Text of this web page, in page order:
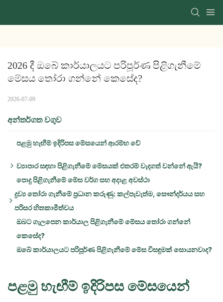
2026 දී ඔබේ කාර්යාලයට පරිපූර්ණ පිළිගැනීමේ
මේසය තෝරා ගන්නේ කෙසේද?
2026-07-09
අන්තර්ගත වගුව
පළමු හැඟීම් ඉදිරිපස මේසයෙන් ආරම්භ වේ
ව්‍යාපාර සඳහා පිළිගැනීමේ මේසයක් එතරම් වැදගත් වන්නේ ඇයි?
පළමු හැඟීම වැදගත් වේ:
ක්‍රියාකාරීත්වය සහ කාර්යක්ෂමතාව:
අවකාශීය සෞන්දර්යය:
වෙළඳ නාම අභිරුචිකරණය:
පොදු පිළිගැනීමේ මේස වර්ග සහ අදාළ අවස්ථා
ද්‍රව්‍ය තෝරා ගැනීමේ ප්‍රධාන කරුණු: කල්පැවැත්ම, සෞන්දර්යය සහ
පරිසර හිතකාමීත්වය
පොදු ද්‍රව්‍ය සංසන්දනය:
ඔබට ගැලපෙන කාර්යාල පිළිගැනීමේ මේසය තෝරා ගන්නේ
කෙසේද?
ඔබේ කාර්යාලයට පරිපූර්ණ පිළිගැනීමේ මේස විසඳුමක් සොයනවාද?
පළමු හැඟීම් ඉදිරිපස මේසයෙන්